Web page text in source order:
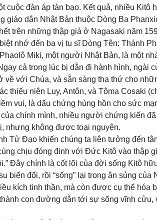
cuộc đàn áp tàn bạo. Kết quả, nhiều Kitô
giáo dân Nhật Bản thuộc Dòng Ba
trên những thập giá ở Nagasaki năm
nhớ đến ba vị tu sĩ Dòng Tên: Thánh
Miki, một người Nhật Bản, là một
cả trong lúc bị dẫn đi hành hình, ngài
với Chúa, và sẵn sàng tha thứ cho
thiếu niên Luy, Antôn, và Tôma Cosaki
vui, là dấu chứng hùng hồn cho sức
chính mình, nhiều người chứng kiến
nhưng không được toại nguyện.
Tử Đạo khiến chúng ta liên tưởng đến
chịu đóng đinh với Đức Kitô vào thập
Đây chính là cốt lõi của đời sống Kitô
biến đổi, rồi “sống” lại trong ân sủng
kích tinh thần, mà còn được cụ thể hóa
con đường dẫn tới sự sống vĩnh cửu,